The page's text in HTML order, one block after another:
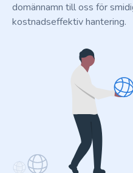
domännamn till oss för
kostnadseffektiv hantering.